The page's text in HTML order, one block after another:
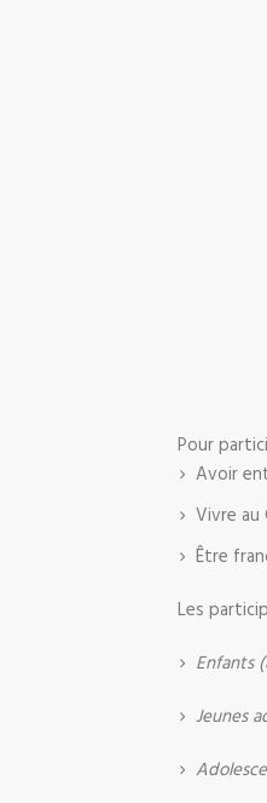
Pour
Avoir
Vivre au
Être
Les
Enfants
Jeunes